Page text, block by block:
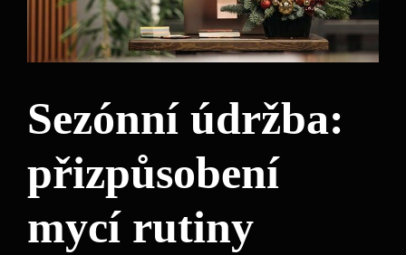
Sezónní údržba:
přizpůsobení
mycí rutiny